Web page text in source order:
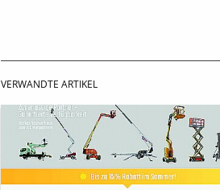
VERWANDTE ARTIKEL